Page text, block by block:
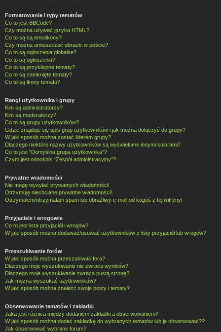
Formatowanie i typy tematów
Co to jest BBCode?
Czy można używać języka HTML?
Co to są są emotikony?
Czy można umieszczać obrazki w poście?
Co to są ogłoszenia globalne?
Co to są ogłoszenia?
Co to są przyklejone tematy?
Co to są zamknięte tematy?
Co to są ikony tematu?
Rangi użytkownika i grupy
Kim są administratorzy?
Kim są moderatorzy?
Co to są grupy użytkowników?
Gdzie znajduje się spis grup użytkowników i jak można dołączyć do grupy?
W jaki sposób można zostać liderem grupy?
Dlaczego niektóre nazwy użytkowników są wyświetlane innymi kolorami?
Co to jest “Domyślna grupa użytkownika”?
Czym jest odnośnik “Zespół administracyjny”?
Prywatne wiadomości
Nie mogę wysyłać prywatnych wiadomości!
Otrzymuję niechciane prywatne wiadomości!
Otrzymałem/otrzymałam spam lub obraźliwy e-mail od kogoś z tej witryny!
Przyjaciele i wrogowie
Co to jest lista przyjaciół i wrogów?
W jaki sposób można dodawać/usuwać użytkowników z listy przyjaciół lub wrogów?
Przeszukiwanie forów
W jaki sposób można przeszukiwać fora?
Dlaczego moje wyszukiwanie nie zwraca wyników?
Dlaczego moje wyszukiwanie zwraca pustą stronę?!
Jak można wyszukać użytkowników?
W jaki sposób można znaleźć swoje posty i tematy?
Obserwowanie tematów i zakładki
Jaka jest różnica między dodaniem zakładki a obserwowaniem?
W jaki sposób można dodać zakładkę do wybranych tematów lub je obserwować??
Jak obserwować wybrane forum?